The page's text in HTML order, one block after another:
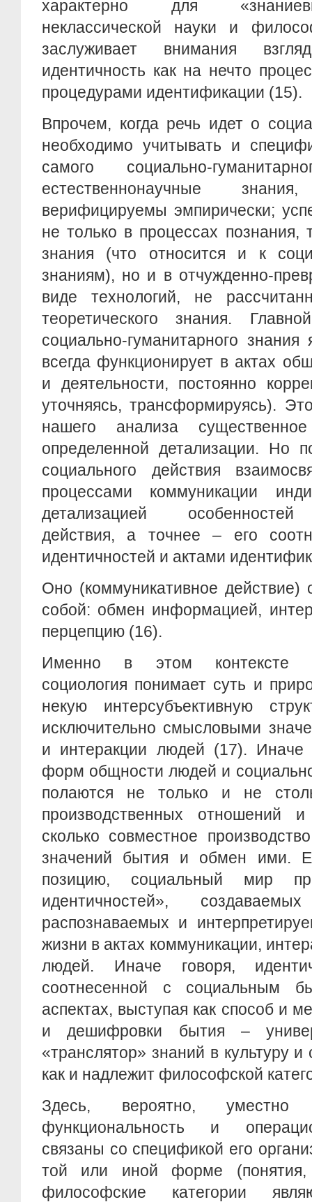
характерно для
неклассической науки и
заслуживает внимания
идентичность как на нечто
процедурами идентификации (15).
Впрочем, когда речь идет о
необходимо учитывать и
самого социально-
естественнонаучные
верифицируемы эмпирически;
не только в процессах познания,
знания (что относится и к
знаниям), но и в отчужденно-
виде технологий, не
теоретического знания.
социально-гуманитарного
всегда функционирует в актах
и деятельности, постоянно
уточняясь, трансформируясь).
нашего анализа
определенной детализации. Но
социального действия
процессами коммуникации
детализацией особенностей
действия, а точнее – его
идентичностей и актами
Оно (коммуникативное действие)
собой: обмен информацией,
перцепцию (16).
Именно в этом контексте
социология понимает суть и
некую интерсубъективную
исключительно смысловыми
и интеракции людей (17). Иначе
форм общности людей и
полаются не только и не
производственных отношений и
сколько совместное
значений бытия и обмен ими.
позицию, социальный мир
идентичностей»,
распознаваемых и
жизни в актах коммуникации,
людей. Иначе говоря,
соотнесенной с социальным
аспектах, выступая как способ и
и дешифровки бытия –
«транслятор» знаний в культуру и
как и надлежит философской
Здесь, вероятно, уместно
функциональность и
связаны со спецификой его
той или иной форме (понятия,
философские категории